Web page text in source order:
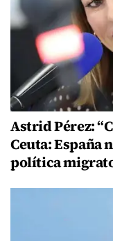
Astrid Pérez:
Ceuta: España
política